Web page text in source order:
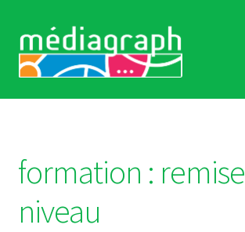
à
la
au
contenu
Catalogue complet
Actualités
« Références »
formation :
niveau